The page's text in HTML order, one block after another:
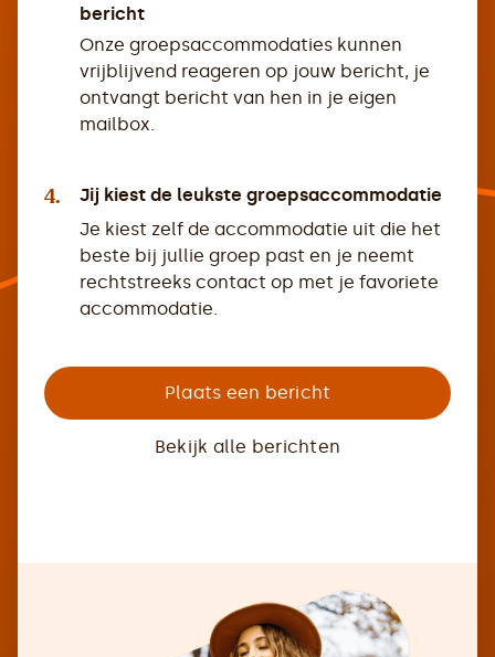
bericht
Onze groepsaccommodaties kunnen
vrijblijvend reageren op jouw bericht, je
ontvangt bericht van hen in je eigen
mailbox.
4.
Jij kiest de leukste groepsaccommodatie
Je kiest zelf de accommodatie uit die het
beste bij jullie groep past en je neemt
rechtstreeks contact op met je favoriete
accommodatie.
Plaats een bericht
Bekijk alle berichten